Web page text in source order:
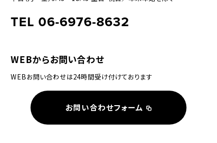
TEL 06-6976-8632
WEBからお問い合わせ
WEBお問い合わせは24時間受け付けております
お問い合わせフォーム